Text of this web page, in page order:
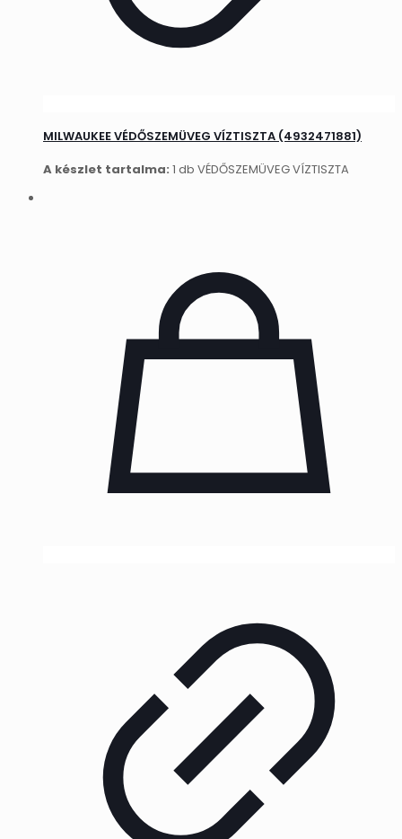
MILWAUKEE VÉDŐSZEMÜVEG VÍZTISZTA (4932471881)
A készlet tartalma: 1 db VÉDŐSZEMÜVEG VÍZTISZTA